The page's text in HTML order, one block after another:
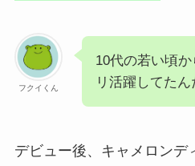
フクイくん
10代の若い頃
リ活躍してたん
デビュー後、キャメロンデ